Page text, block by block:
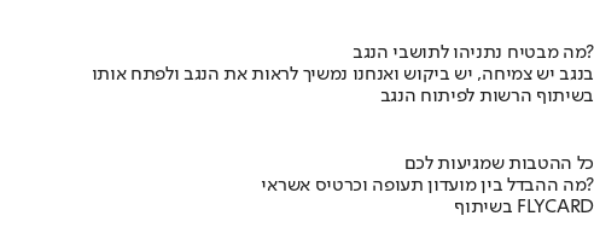
מה מבטיח נתניהו לתושבי הנגב?
בנגב יש צמיחה, יש ביקוש ואנחנו נמשיך לראות את הנגב ולפתח אותו
בשיתוף הרשות לפיתוח הנגב
כל ההטבות שמגיעות לכם
מה ההבדל בין מועדון תעופה וכרטיס אשראי?
בשיתוף FLYCARD